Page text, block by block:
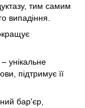
тим самим
випадіння.
– унікальне
підтримує її
бар'єр,